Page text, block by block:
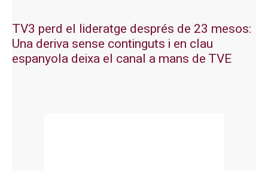
TV3 perd el lideratge després de 23 mesos:
Una deriva sense continguts i en clau
espanyola deixa el canal a mans de TVE